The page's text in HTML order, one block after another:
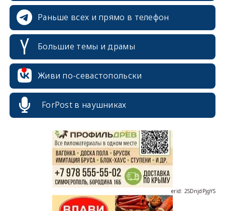
Раньше всех и прямо в телефон
Большие темы и драмы
Живи по-севастопольски
ForPost в наушниках
erid: 2SDnjdPjgYS